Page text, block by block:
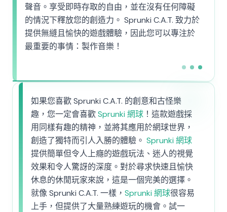
聲音。享受即時存取的自由，並在沒有任何障礙
的情況下釋放您的創造力。 Sprunki C.A.T. 致力於
提供無縫且愉快的遊戲體驗，因此您可以專注於
最重要的事情：製作音樂！
如果您喜歡 Sprunki C.A.T. 的創意和古怪樂
趣，您一定會喜歡Sprunki 網球 ！這款遊戲採
用同樣有趣的精神，並將其應用於網球世界，
創造了獨特而引人入勝的體驗。 Sprunki 網球
提供簡單但令人上癮的遊戲玩法、迷人的視覺
效果和令人驚訝的深度。對於尋求快速且愉快
休息的休閒玩家來說，這是一個完美的選擇。
就像 Sprunki C.A.T. 一樣， Sprunki 網球很容易
上手，但提供了大量熟練遊玩的機會。試一